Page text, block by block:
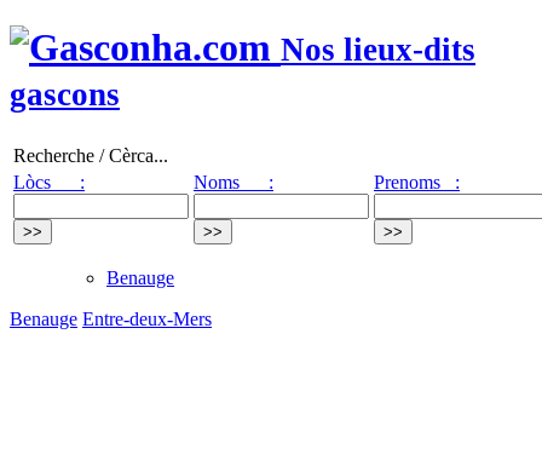
Nos lieux-dits
gascons
Recherche / Cèrca...
Lòcs :
Noms : Prenoms :
Benauge
Benauge Entre-deux-Mers